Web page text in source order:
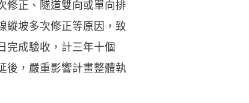
修正、隧道雙向或單向排
縱坡多次修正等原因，致
完成驗收，計三年十個
後，嚴重影響計畫整體執